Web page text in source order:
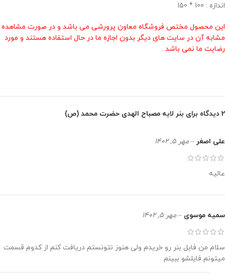
اندازه : 100 * 150
این محصول مختص فروشگاه معاون پرورشی می باشد و در صورت مشاهده
مشابه آن در سایت های دیگر بدون اجازه ما در حال استفاده هستند و مورد
رضایت ما نمی باشد .
2 دیدگاه برای بنر لایه مصباح الهدی حضرت محمد (ص)
علی اصغر – مهر 5, 1402
عالیه
سمیه موسوی – مهر 5, 1402
سلام من فایل بنر رو خریدم ولی هنوز نتونستم دریافت کنم از کدوم قسمت
میتونم فایلشو ببینم